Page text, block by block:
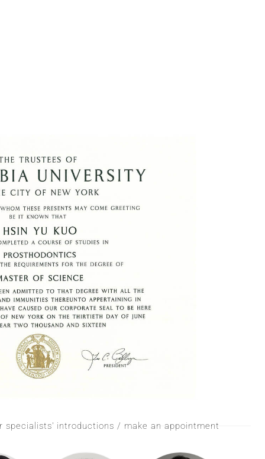
introductions / make an appointment